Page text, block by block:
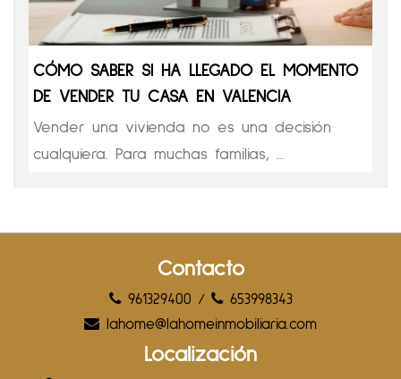
CÓMO SABER SI HA LLEGADO EL MOMENTO
DE VENDER TU CASA EN VALENCIA
Vender una vivienda no es una decisión
cualquiera. Para muchas familias, ...
Contacto
961329400 /
653998343
lahome@lahomeinmobiliaria.com
Localización